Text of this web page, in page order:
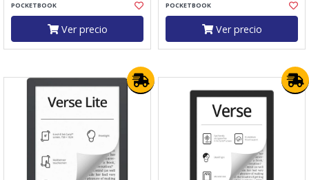
POCKETBOOK
Ver precio
POCKETBOOK
Ver precio